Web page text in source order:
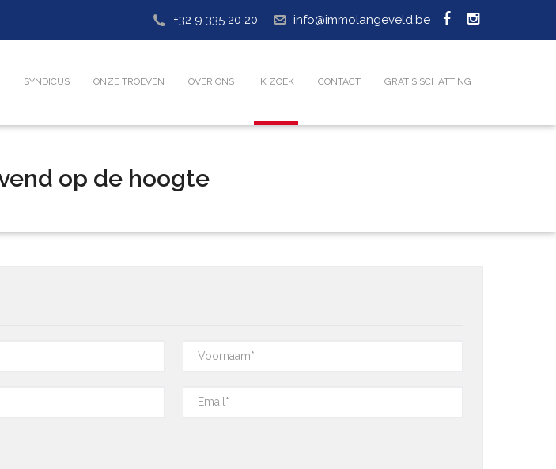
info@immolangeveld.be
+32 9 335 20 20
SYNDICUS ONZE TROEVEN OVER ONS IK ZOEK CONTACT GRATIS SCHATTING
op de hoogte